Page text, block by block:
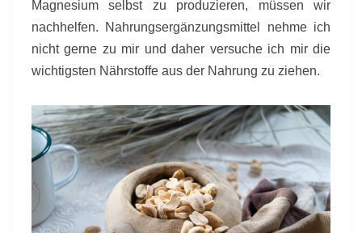
Magnesium selbst zu produzieren, müssen wir
nachhelfen. Nahrungsergänzungsmittel nehme ich
nicht gerne zu mir und daher versuche ich mir die
wichtigsten Nährstoffe aus der Nahrung zu ziehen.